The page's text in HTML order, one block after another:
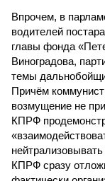
Впрочем, в
водителей
главы фонда
Виноградова,
темы
Причём
возмущение не
КПРФ
КПРФ сразу